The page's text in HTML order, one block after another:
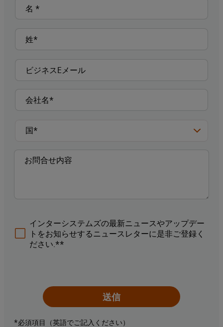
インターシステムズの最新ニュースやアップデー
トをお知らせするニュースレターに是非ご登録く
ださい.**
送信
*必須項目（英語でご記入ください）